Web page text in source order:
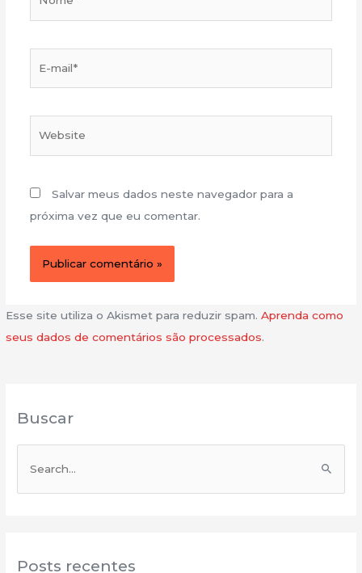
Buscar
e
u
Posts recentes
Salvar meus dados neste navegador para a
próxima vez que eu comentar.
Esse site utiliza o Akismet para reduzir spam.Aprenda como
seus dados de comentários são processados.